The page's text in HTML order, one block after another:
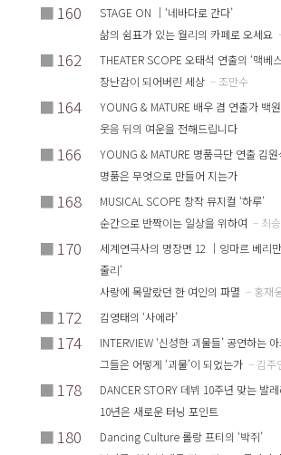
■ 160
STAGE ON ｜‘네바다로 간다’
삶의 쉼표가 있는 월리의 카페로 오세요
■ 162
THEATER SCOPE 오태석 연출의 ‘맥베
장난감이 되어버린 세상 – 조만수
■ 164
YOUNG & MATURE 배우 겸 연출가 백
웃음 뒤의 여운을 전해드립니다
■ 166
YOUNG & MATURE 명품극단 연출 김원
명품은 무엇으로 만들어 지는가
■ 168
MUSICAL SCOPE 창작 뮤지컬 ‘하루’
순간으로 반짝이는 일상을 위하여 – 최
■ 170
세계연극사의 명장면 12 ｜잉마르 베리
줄리’
사랑에 목말랐던 한 여인의 파멸 – 홍재
■ 172 김영태의 ‘사에라’
■ 174
INTERVIEW ‘신성한 괴물들’ 공연하는
그들은 어떻게 ‘괴물’이 되었는가 – 김주
■ 178
DANCER STORY 데뷔 10주년 맞는 발
10년은 새로운 터닝 포인트
■ 180
Dancing Culture 롤랑 프티의 ‘박쥐’